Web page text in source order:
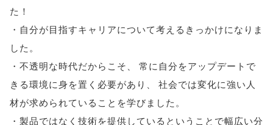
た！
・自分が目指すキャリアについて考えるきっかけになりま
した。
・不透明な時代だからこそ、
常に自分をアップデートで
きる環境に身を置く必要があり 、
社会では変化に強い人
材が求められていることを学びました。
・製品ではなく技術を提供しているということで幅広い分